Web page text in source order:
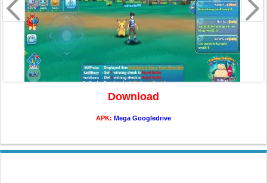
Download
APK: Mega Googledrive